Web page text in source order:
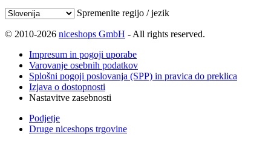
Spremenite regijo / jezik
© 2010-2026 niceshops GmbH - All rights reserved.
Impresum in pogoji uporabe
Varovanje osebnih podatkov
Splošni pogoji poslovanja (SPP) in pravica do preklica
Izjava o dostopnosti
Nastavitve zasebnosti
Podjetje
Druge niceshops trgovine